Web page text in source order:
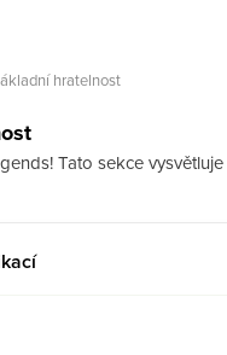
hratelnost
Tato sekce